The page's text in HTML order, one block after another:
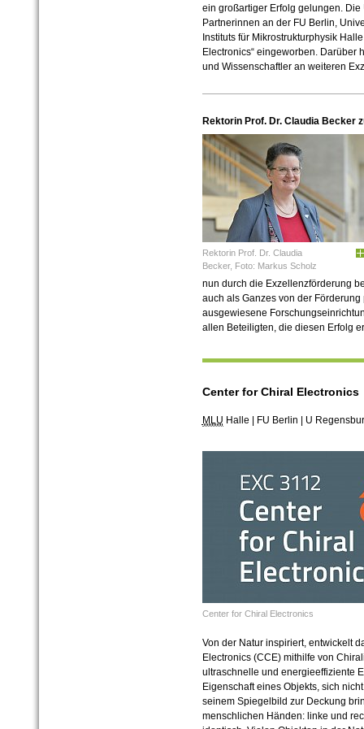
ein großartiger Erfolg gelungen.
Partnerinnen an der FU Berlin,
Instituts für Mikrostrukturphysik
Electronics“ eingeworben. Darüber
und Wissenschaftler an weiteren
Rektorin Prof. Dr. Claudia Becker
Rektorin Prof. Dr. Claudia
Becker, Foto: Markus Scholz
nun durch die Exzellenzförderung
auch als Ganzes von der
ausgewiesene
allen Beteiligten, die diesen Erfolg
Center for Chiral Electronics
MLU Halle | FU Berlin | U
Center for Chiral Electronics
Von der Natur inspiriert, entwickelt
Electronics (CCE) mithilfe von
ultraschnelle und energieeffiziente
Eigenschaft eines Objekts, sich
seinem Spiegelbild zur Deckung
menschlichen Händen: linke und